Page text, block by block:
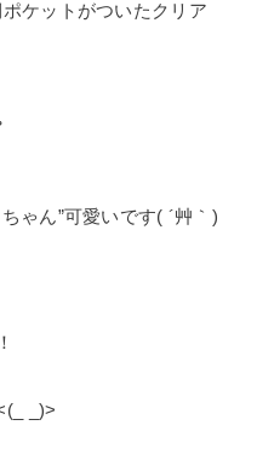
ケットがついたクリア
ゃん”可愛いです( ´艸｀)
_)>